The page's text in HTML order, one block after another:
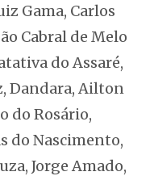
Gama, Carlos
Cabral de Melo
do Assaré,
Dandara, Ailton
do Rosário,
do Nascimento,
Jorge Amado,